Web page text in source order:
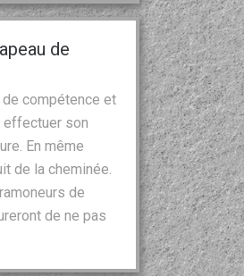
de
de compétence et
effectuer son
En même
de la cheminée.
de
de ne pas